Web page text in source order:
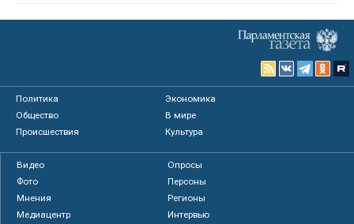
Политика
Экономика
Общество
В мире
Происшествия
Культура
Видео
Опросы
Фото
Персоны
Мнения
Регионы
Медиацентр
Интервью